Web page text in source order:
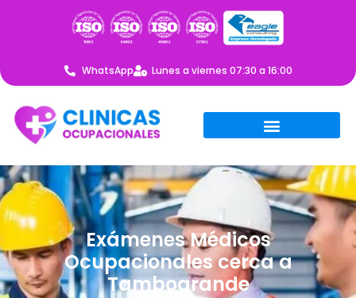
WhatsApp Lunes a viernes 07:30 a 16:00
Exámenes Médicos
Ocupacionales cerca a
Tambogrande